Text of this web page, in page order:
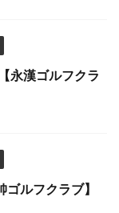
永漢ゴルフクラ
ルフクラブ】